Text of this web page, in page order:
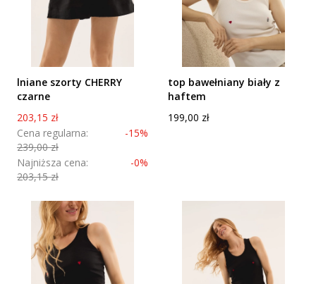
lniane szorty CHERRY
czarne
Cena promocyjna
203,15 zł
Cena regularna:
239,00 zł
-15%
Najniższa cena:
203,15 zł
-0%
top bawełniany biały z
haftem
Cena
199,00 zł